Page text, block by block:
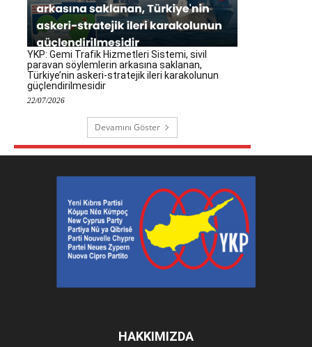
YKP: Gemi Trafik Hizmetleri Sistemi, sivil
paravan söylemlerin arkasına saklanan,
Türkiye’nin askeri-stratejik ileri karakolunun
güçlendirilmesidir
22/07/2026
Devamını Göster
HAKKIMIZDA